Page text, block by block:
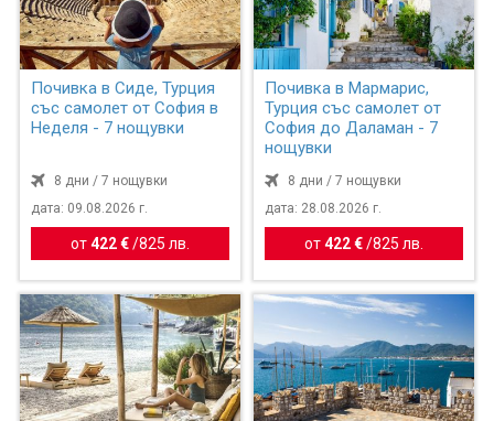
Почивка в Сиде, Турция
със самолет от София в
Неделя - 7 нощувки
8 дни / 7 нощувки
дата: 09.08.2026 г.
от422 € /825 лв.
Почивка в Мармарис,
Турция със самолет от
София до Даламан - 7
нощувки
8 дни / 7 нощувки
дата: 28.08.2026 г.
от422 €/825 лв.